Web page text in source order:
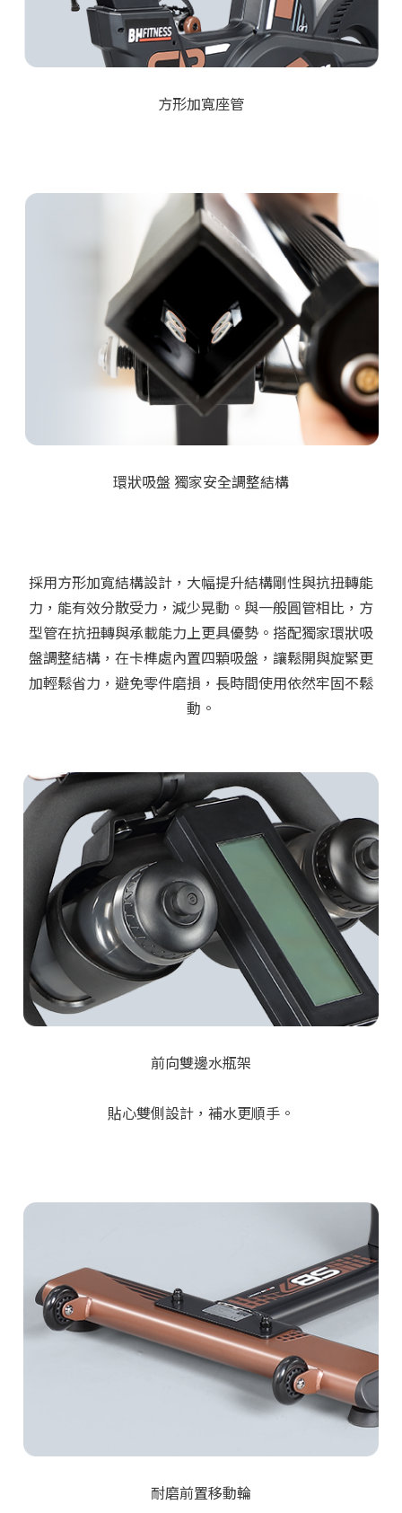
方形加寬座管
環狀吸盤 獨家安全調整結構
採用 方形加寬結構設計 ，大幅提升結構剛性與抗扭轉能
力，能有效分散受力，減少晃動。與一般圓管相比，方
型管在抗扭轉與承載能力上更具優勢。 搭配獨家環狀吸
盤調整結構 ，在卡榫處內置四顆吸盤，讓鬆開與旋緊更
加輕鬆省力，避免零件磨損，長時間使用依然牢固不鬆
動。
前向雙邊水瓶架
貼心雙側設計，補水更順手。
耐磨前置移動輪